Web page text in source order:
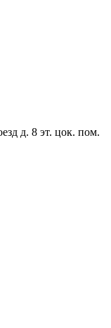
д. 8 эт. цок. пом.